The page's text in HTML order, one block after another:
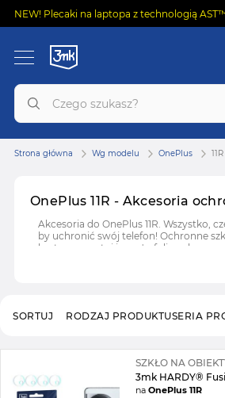
NEW! Plecaki na laptopa z technologią
OnePlus 11R - Akcesoria
Akcesoria do OnePlus 11R. Wszystko,
by uchronić swój telefon! Ochronne
hartowane, etui i case'y, folie ochronne
Strona główna Wg modelu OnePlus 11R
RODZAJ PRODUKTUSERIA
SORTUJ
SZKŁO NA
3mk HARDY®
naOnePlus 11R